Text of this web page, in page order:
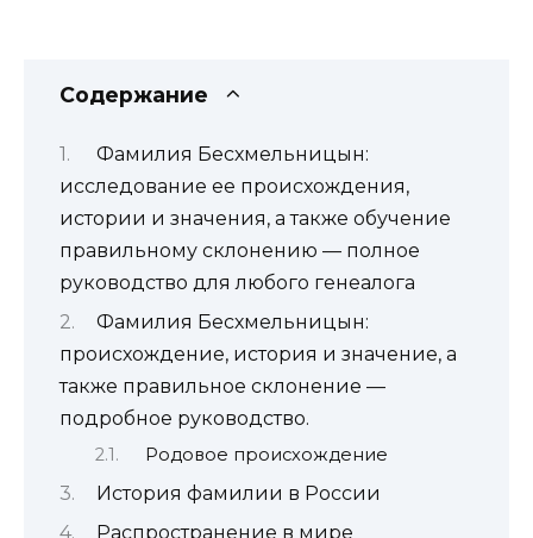
Содержание
Фамилия Бесхмельницын:
исследование ее происхождения,
истории и значения, а также обучение
правильному склонению — полное
руководство для любого генеалога
Фамилия Бесхмельницын:
происхождение, история и значение, а
также правильное склонение —
подробное руководство.
Родовое происхождение
История фамилии в России
Распространение в мире